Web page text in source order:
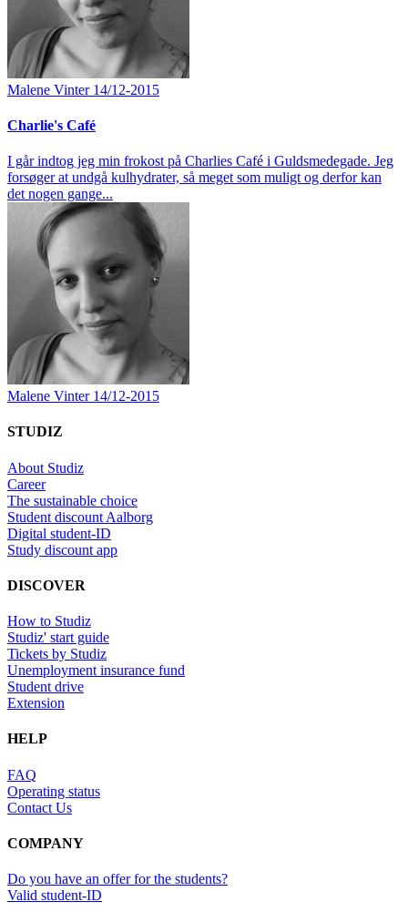
Malene Vinter 14/12-2015
Charlie's Café
I går indtog jeg min frokost på Charlies Café i Guldsmedegade. Jeg
forsøger at undgå kulhydrater, så meget som muligt og derfor kan
det nogen gange...
Malene Vinter 14/12-2015
STUDIZ
About Studiz
Career
The sustainable choice
Student discount Aalborg
Digital student-ID
Study discount app
DISCOVER
How to Studiz
Studiz' start guide
Tickets by Studiz
Unemployment insurance fund
Student drive
Extension
HELP
FAQ
Operating status
Contact Us
COMPANY
Do you have an offer for the students?
Valid student-ID